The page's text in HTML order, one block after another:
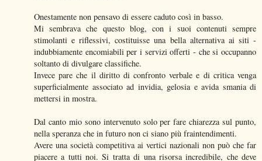
Onestamente non pensavo di essere caduto così in basso.
Mi sembrava che questo blog, con i suoi contenuti sempre
stimolanti e riflessivi, costituisse una bella alternativa ai siti -
indubbiamente encomiabili per i servizi offerti - che si occupanno
soltanto di divulgare classifiche.
Invece pare che il diritto di confronto verbale e di critica venga
superficialmente associato ad invidia, gelosia e avida smania di
mettersi in mostra.
Dal canto mio sono intervenuto solo per fare chiarezza sul punto,
nella speranza che in futuro non ci siano più fraintendimenti.
Avere una società competitiva ai vertici nazionali non può che far
piacere a tutti noi. Si tratta di una risorsa incredibile, che deve